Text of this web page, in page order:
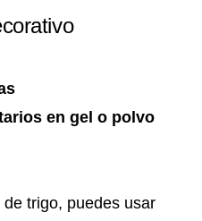
en gel o polvo
trigo, puedes usar